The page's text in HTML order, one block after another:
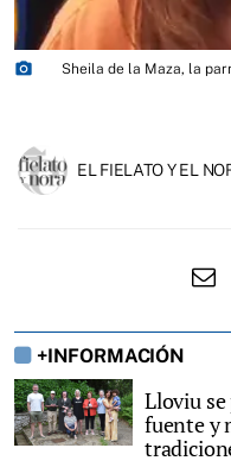
photo_camera
Sheila de la Maza, la
EL FIELATO Y EL
+INFORMACIÓN
Lloviu se
fuente y